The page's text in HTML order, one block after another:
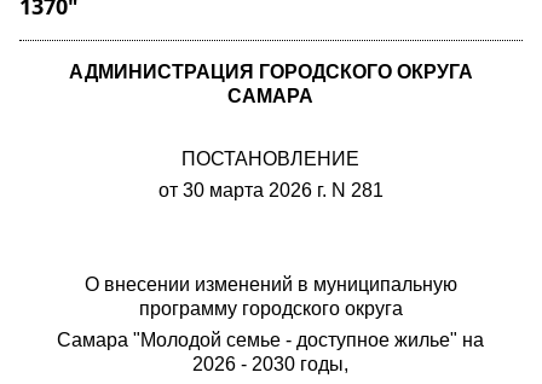
1370"
АДМИНИСТРАЦИЯ ГОРОДСКОГО ОКРУГА
САМАРА
ПОСТАНОВЛЕНИЕ
от 30 марта 2026 г. N 281
О внесении изменений в муниципальную
программу городского округа
Самара "Молодой семье - доступное жилье" на
2026 - 2030 годы,